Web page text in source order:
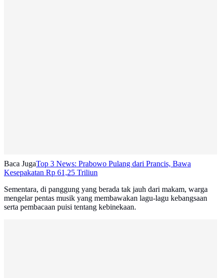
Baca JugaTop 3 News: Prabowo Pulang dari Prancis, Bawa
Kesepakatan Rp 61,25 Triliun
Sementara, di panggung yang berada tak jauh dari makam, warga
mengelar pentas musik yang membawakan lagu-lagu kebangsaan
serta pembacaan puisi tentang kebinekaan.